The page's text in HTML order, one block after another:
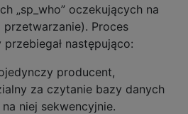
„sp_who” oczekujących na
przetwarzanie). Proces
przebiegał następująco:
producent,
za czytanie bazy danych
niej sekwencyjnie.